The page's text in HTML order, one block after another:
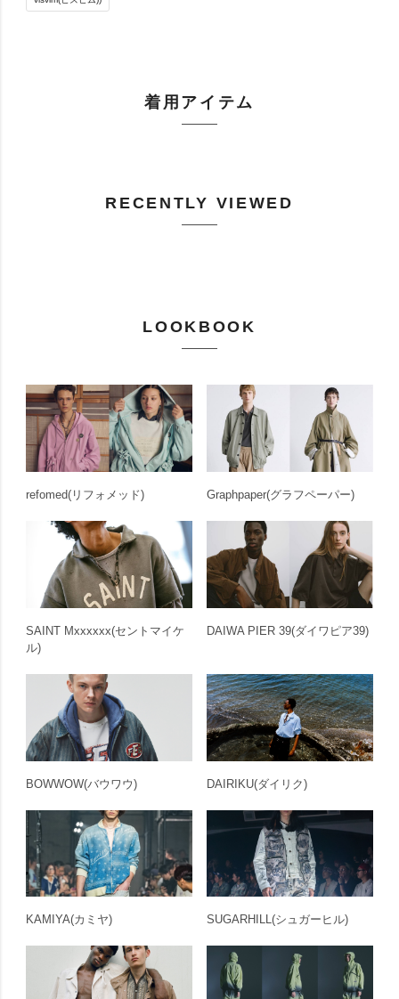
着用アイテム
RECENTLY VIEWED
LOOKBOOK
refomed(リフォメッド) Graphpaper(グラフペーパー)
SAINT Mxxxxxx(セントマイケ
ル)
DAIWA PIER 39(ダイワピア39)
BOWWOW(バウワウ) DAIRIKU(ダイリク)
KAMIYA(カミヤ) SUGARHILL(シュガーヒル)